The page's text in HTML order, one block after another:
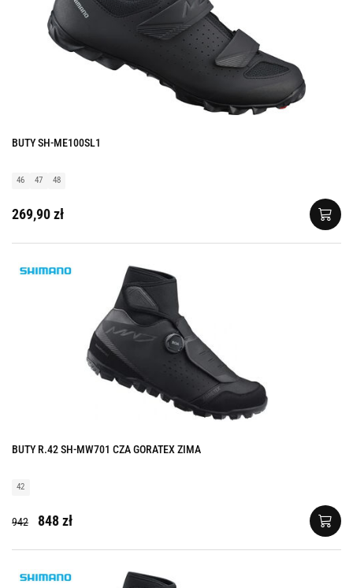
BUTY SH-ME100SL1
46 47 48
269,90 zł
BUTY R.42 SH-MW701 CZA GORATEX ZIMA
42
942 848 zł